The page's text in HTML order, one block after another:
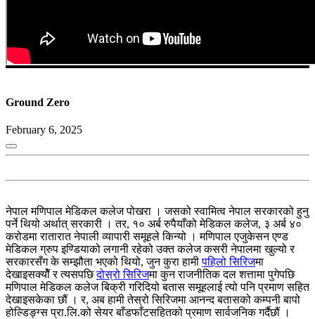
Ground Zero
February 6, 2025
नेपाल मणिपाल मेडिकल कलेज पोखरा । जसको स्वामित्व नेपाल सरकारको हुनु
पर्ने थियो अर्थात् सरकारी । तर, १० अर्ब रुपैयाँको मेडिकल कलेज, ३ अर्ब ४०
करोडमा रातारात नेपाली व्यापारी समूहले किन्यो । मणिपाल एजुकेसन एण्ड
मेडिकल ग्रुप इण्डियाको लगानी रहेको उक्त कलेज कसरी नेपालमा खुल्यो र
सरकारसँग के सम्झौता भएको थियो, जुन कुरा हामीपहिलो सिरिजमा
देखाइसक्योैं र त्यसपछिदोस्रो सिरिजमा कुन राजनीतिक दल शत्तामा पुगेपछि
मणिपाल मेडिकल कलेज बिक्री गरिदियो बतास समूहलाई त्यो पनि प्रमाण सहित
देखाइसकेका छौं । र, अब हामी तेस्रो सिरिजमा आनन्द बतासको कम्पनी बापो
होल्डिङ्ग्स प्रा.लि.को सेयर बाँडफाँटसहितको प्रमाण सार्वजनिक गर्दैछौं ।